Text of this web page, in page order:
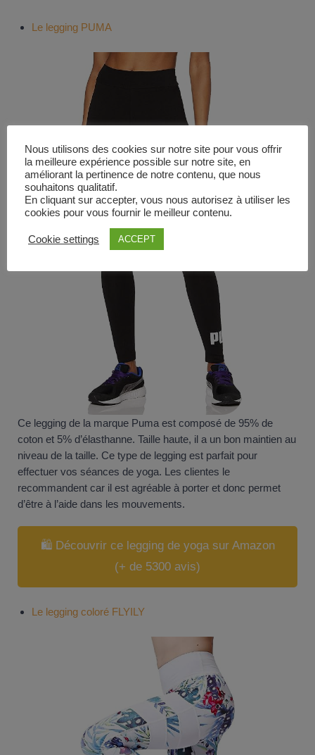
Le legging PUMA
Ce legging de la marque Puma est composé de 95% de
coton et 5% d’élasthanne. Taille haute, il a un bon maintien au
niveau de la taille. Ce type de legging est parfait pour
effectuer vos séances de yoga. Les clientes le
recommandent car il est agréable à porter et donc permet
d’être à l’aide dans les mouvements.
🛍️ Découvrir ce legging de yoga sur Amazon
(+ de 5300 avis)
Le legging coloré FLYILY
Nous utilisons des cookies sur notre site pour vous offrir
la meilleure expérience possible sur notre site, en
améliorant la pertinence de notre contenu, que nous
souhaitons qualitatif.
En cliquant sur accepter, vous nous autorisez à utiliser les
cookies pour vous fournir le meilleur contenu.
Cookie settings ACCEPT